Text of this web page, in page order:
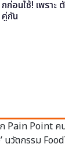
กก่อนใช้! เพราะ
คู่กัน